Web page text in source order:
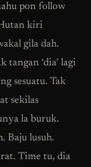
pon follow
kiri
gila dah.
tangan ‘dia’ lagi
sesuatu. Tak
sekilas
la buruk.
Baju lusuh.
Time tu, dia